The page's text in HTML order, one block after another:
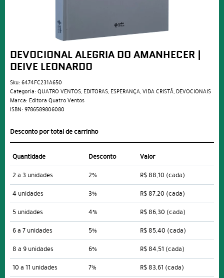
DEVOCIONAL ALEGRIA DO AMANHECER |
DEIVE LEONARDO
Sku: 6474FC231A650
Categoria: QUATRO VENTOS, EDITORAS, ESPERANÇA,VIDA CRISTÃ, DEVOCIONAIS
Marca: Editora Quatro Ventos
ISBN: 9786589806080
Desconto por total de carrinho
Quantidade Desconto
Valor
2 a 3 unidades
2% R$ 88,10 (cada)
4 unidades
3% R$ 87,20 (cada)
5 unidades
4% R$ 86,30 (cada)
6 a 7 unidades
5% R$ 85,40 (cada)
8 a 9 unidades
6% R$ 84,51 (cada)
10 a 11 unidades
7% R$ 83,61 (cada)